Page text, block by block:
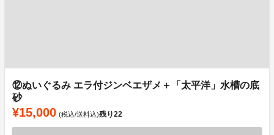
⑫ぬいぐるみ エラ付ジンベエザメ＋「太平洋」水槽の底
砂
¥15,000 (税込/送料込)残り22